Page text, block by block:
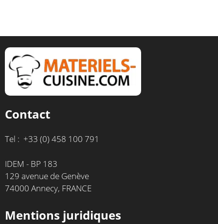
Contact
Tel : +33 (0) 458 100 791
IDEM - BP 183
129 avenue de Genève
74000 Annecy, FRANCE
Mentions juridiques